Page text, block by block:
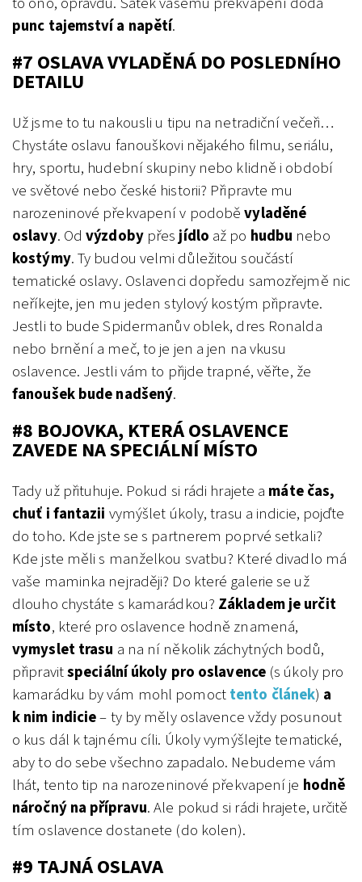
punc tajemství a napětí.
#7 OSLAVA VYLADĚNÁ DO POSLEDNÍHO
DETAILU
Už jsme to tu nakousli u tipu na netradiční večeři…
Chystáte oslavu fanouškovi nějakého filmu, seriálu,
hry, sportu, hudební skupiny nebo klidně i období
ve světové nebo české historii? Připravte mu
narozeninové překvapení v podoběvyladěné
oslavy. Odvýzdobypřes jídlo až po hudbu nebo
kostýmy. Ty budou velmi důležitou součástí
tematické oslavy. Oslavenci dopředu samozřejmě nic
neříkejte, jen mu jeden stylový kostým připravte.
Jestli to bude Spidermanův oblek, dres Ronalda
nebo brnění a meč, to je jen a jen na vkusu
oslavence. Jestli vám to přijde trapné, věřte, že
fanoušek bude nadšený.
#8 BOJOVKA, KTERÁ OSLAVENCE
ZAVEDE NA SPECIÁLNÍ MÍSTO
Tady už přituhuje. Pokud si rádi hrajete a máte čas,
chuť i fantazii vymýšlet úkoly, trasu a indicie, pojďte
do toho. Kde jste se s partnerem poprvé setkali?
Kde jste měli s manželkou svatbu? Které divadlo má
vaše maminka nejraději? Do které galerie se už
dlouho chystáte s kamarádkou? Základem je určit
místo, které pro oslavence hodně znamená,
vymyslet trasu a na ní několik záchytných bodů,
připravitspeciální úkoly pro oslavence (s úkoly pro
kamarádku by vám mohl pomocttento článek) a
k nim indicie– ty by měly oslavence vždy posunout
o kus dál k tajnému cíli. Úkoly vymýšlejte tematické,
aby to do sebe všechno zapadalo. Nebudeme vám
lhát, tento tip na narozeninové překvapení je hodně
náročný na přípravu. Ale pokud si rádi hrajete, určitě
tím oslavence dostanete (do kolen).
#9 TAJNÁ OSLAVA